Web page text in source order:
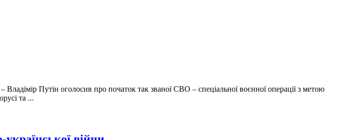
Путін оголосив про початок так званої СВО – спеціальної воєнної операції з метою
та ...